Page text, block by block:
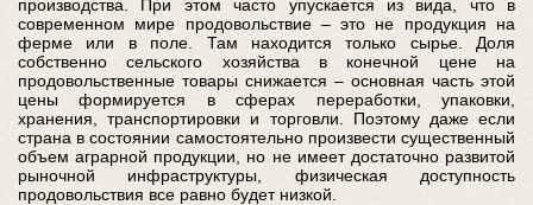
производства. При этом часто упускается из вида, что в
современном мире продовольствие – это не продукция на
ферме или в поле. Там находится только сырье. Доля
собственно сельского хозяйства в конечной цене на
продовольственные товары снижается – основная часть этой
цены формируется в сферах переработки, упаковки,
хранения, транспортировки и торговли. Поэтому даже если
страна в состоянии самостоятельно произвести существенный
объем аграрной продукции, но не имеет достаточно развитой
рыночной инфраструктуры, физическая доступность
продовольствия все равно будет низкой.